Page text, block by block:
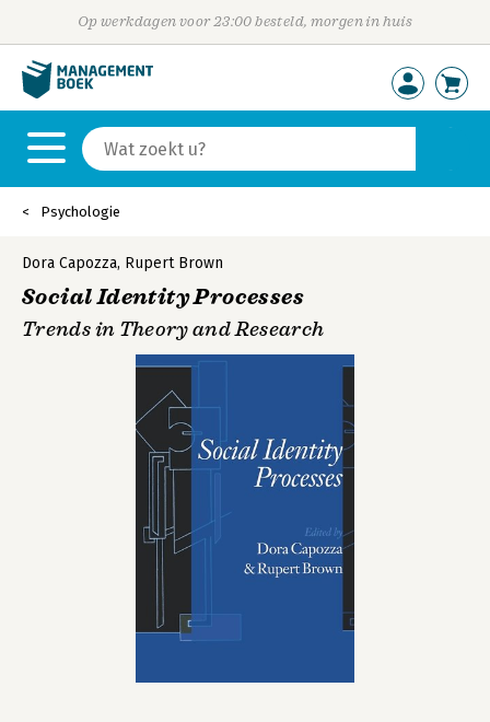
Op werkdagen voor 23:00 besteld, morgen in huis
Psychologie
Dora Capozza, Rupert Brown
Social Identity Processes
Trends in Theory and Research